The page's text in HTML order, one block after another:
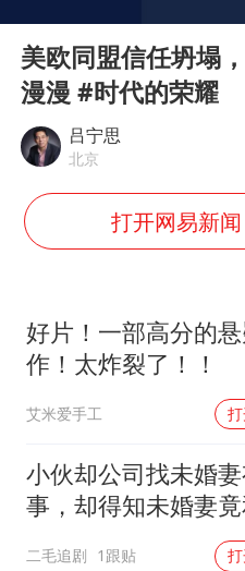
胡彦
38
夯实
Play
美欧同盟信任坍塌
漫漫 #时代的荣耀
吕宁思
北京
打开网易新
好片！一部高分的
作！太炸裂了！！
艾米爱手工
小伙却公司找未婚
事，却得知未婚妻竟
二毛追剧 1跟贴